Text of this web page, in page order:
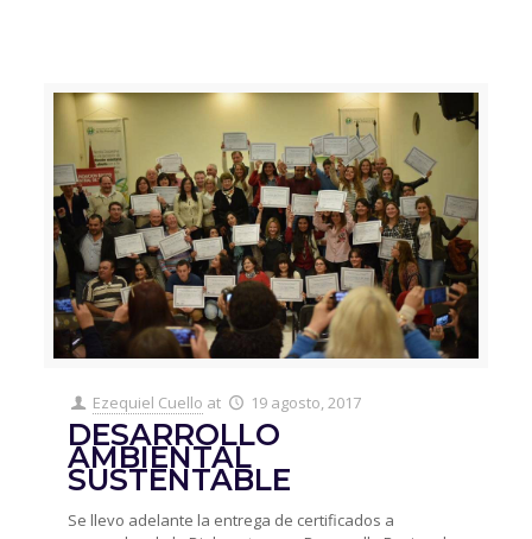
Ezequiel Cuello at 19 agosto, 2017
DESARROLLO
AMBIENTAL
SUSTENTABLE
Se llevo adelante la entrega de certificados a